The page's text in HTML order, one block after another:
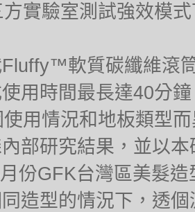
方實驗室測試強效模
軟質碳纖維滾
用時間最長達40分
使用情況和地板類型
部研究結果，並以
份GFK台灣區美髮
造型的情況下，透